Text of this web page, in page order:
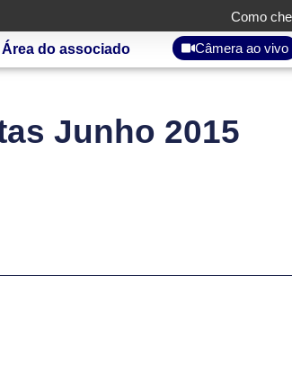
Como
Área do associado Câmera ao vivo
Junho 2015